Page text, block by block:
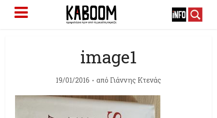
image1
19/01/2016 από Γιάννης Κτενάς